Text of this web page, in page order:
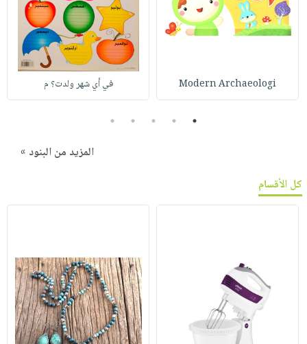
Modern Archaeologi في أي شهر ولدت؟ م
1
2
3
4
5
المزيد من البنود »
كل الأقسام